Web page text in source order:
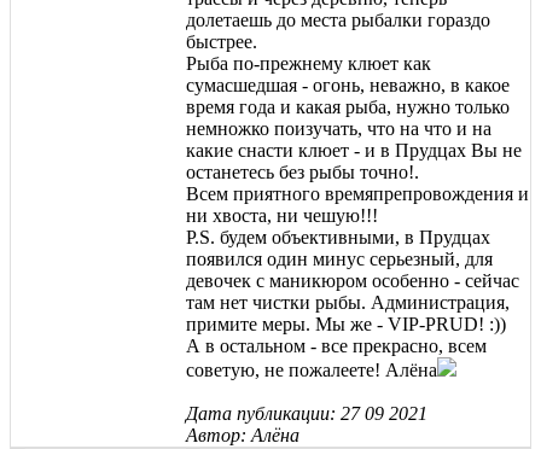
долетаешь до места рыбалки гораздо
быстрее.
Рыба по-прежнему клюет как
сумасшедшая - огонь, неважно, в какое
время года и какая рыба, нужно только
немножко поизучать, что на что и на
какие снасти клюет - и в Прудцах Вы не
останетесь без рыбы точно!.
Всем приятного времяпрепровождения и
ни хвоста, ни чешую!!!
P.S. будем объективными, в Прудцах
появился один минус серьезный, для
девочек с маникюром особенно - сейчас
там нет чистки рыбы. Администрация,
примите меры. Мы же - VIP-PRUD! :))
А в остальном - все прекрасно, всем
советую, не пожалеете! Алёна
Дата публикации: 27 09 2021
Автор: Алёна